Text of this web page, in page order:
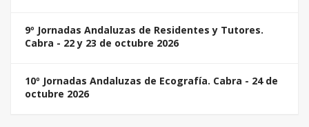
9º Jornadas Andaluzas de Residentes y Tutores.
Cabra - 22 y 23 de octubre 2026
10º Jornadas Andaluzas de Ecografía. Cabra - 24 de
octubre 2026